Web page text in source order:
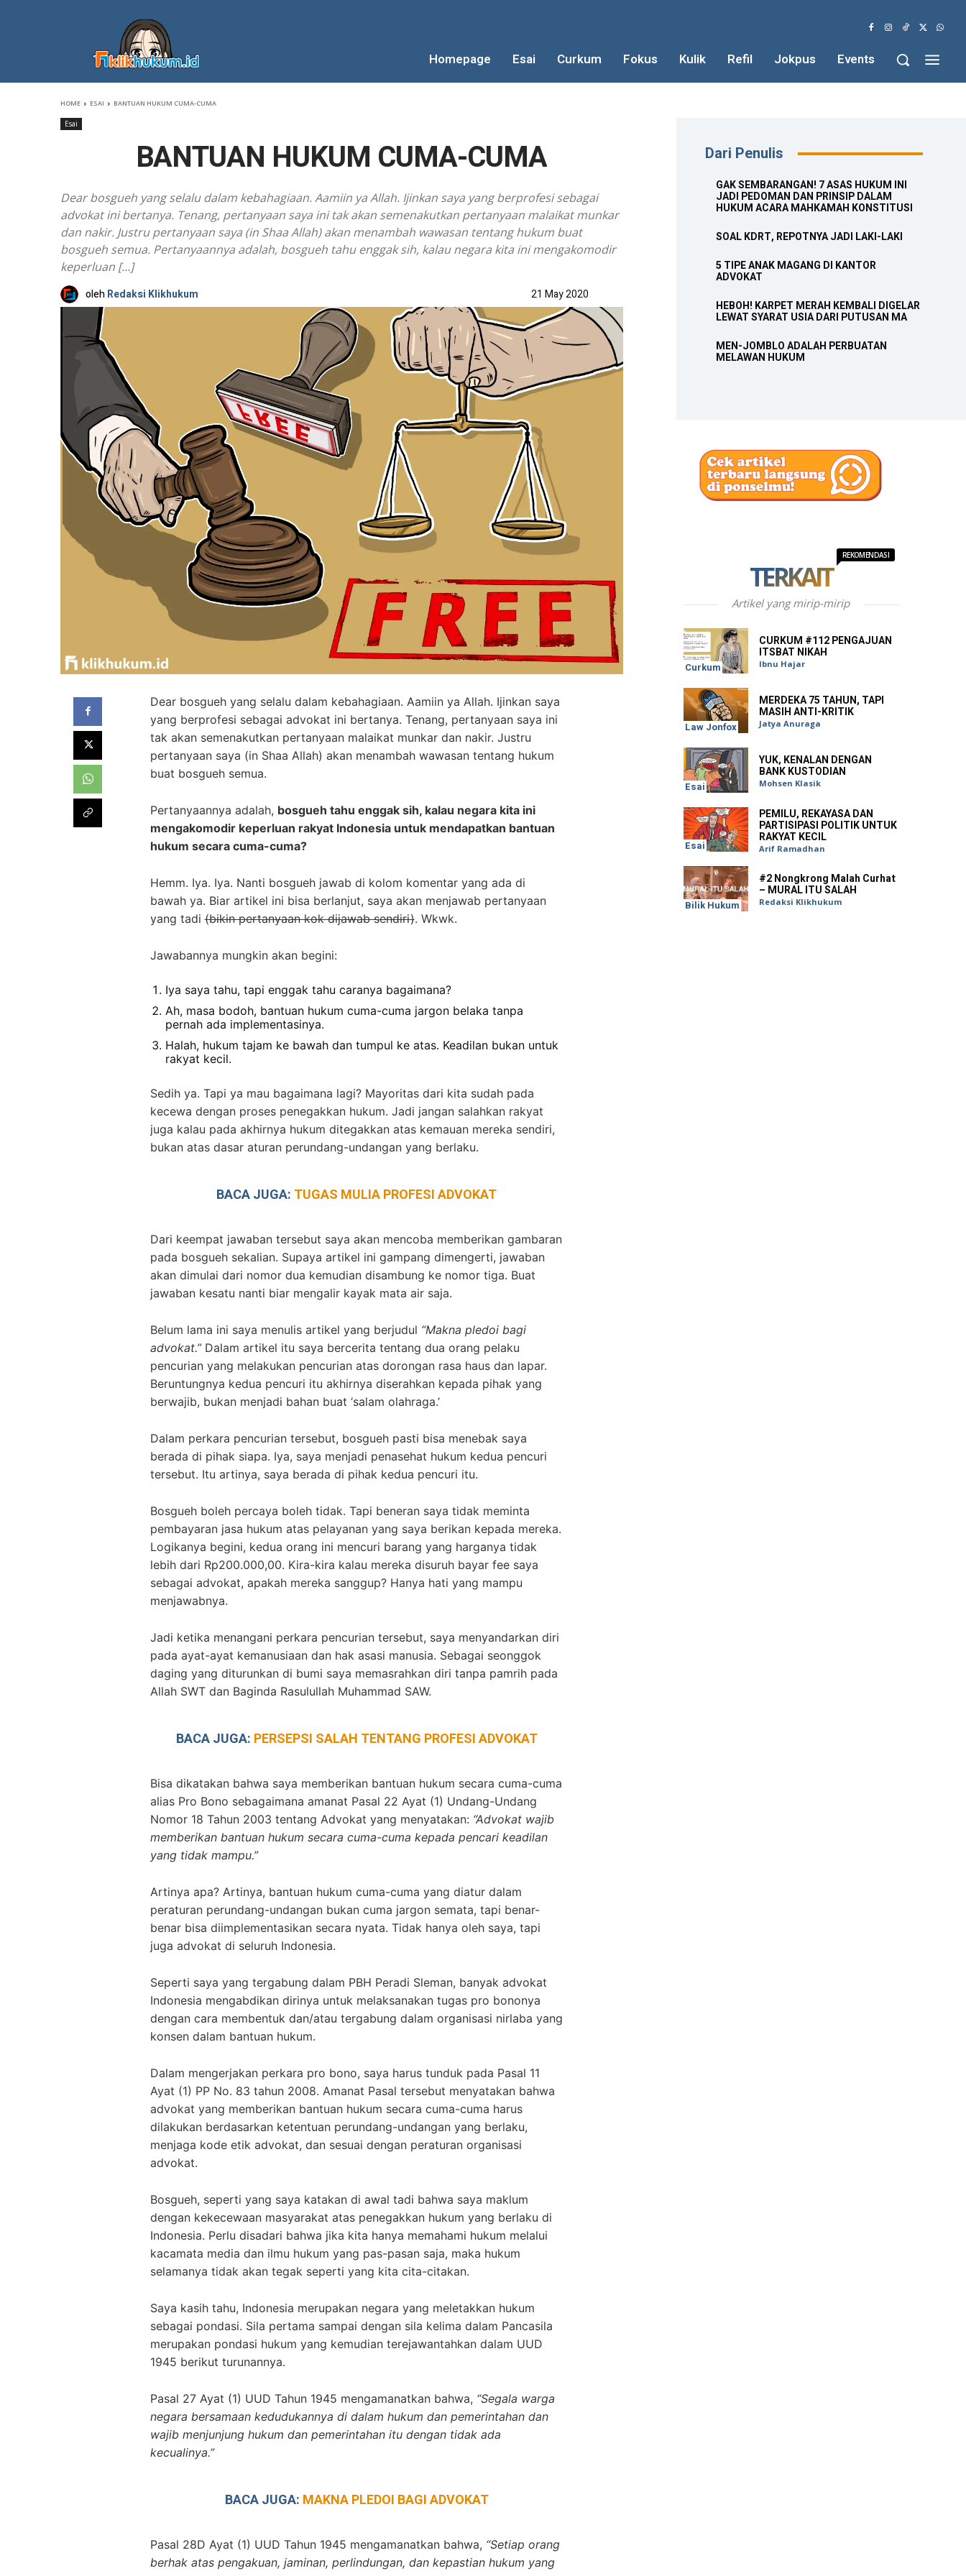
Homepage Esai Curkum Fokus Kulik Refil Jokpus Events
HOME ESAI BANTUAN HUKUM CUMA-CUMA
Esai
BANTUAN HUKUM CUMA-CUMA
Dear bosgueh yang selalu dalam kebahagiaan. Aamiin ya Allah. Ijinkan saya yang berprofesi sebagai
advokat ini bertanya. Tenang, pertanyaan saya ini tak akan semenakutkan pertanyaan malaikat munkar
dan nakir. Justru pertanyaan saya (in Shaa Allah) akan menambah wawasan tentang hukum buat
bosgueh semua. Pertanyaannya adalah, bosgueh tahu enggak sih, kalau negara kita ini mengakomodir
keperluan […]
olehRedaksi Klikhukum 21 May 2020
Dear bosgueh yang selalu dalam kebahagiaan. Aamiin ya Allah. Ijinkan saya
yang berprofesi sebagai advokat ini bertanya. Tenang, pertanyaan saya ini
tak akan semenakutkan pertanyaan malaikat munkar dan nakir. Justru
pertanyaan saya (in Shaa Allah) akan menambah wawasan tentang hukum
buat bosgueh semua.
Pertanyaannya adalah, bosgueh tahu enggak sih, kalau negara kita ini
mengakomodir keperluan rakyat Indonesia untuk mendapatkan bantuan
hukum secara cuma-cuma?
Hemm. Iya. Iya. Nanti bosgueh jawab di kolom komentar yang ada di
bawah ya. Biar artikel ini bisa berlanjut, saya akan menjawab pertanyaan
yang tadi(bikin pertanyaan kok dijawab sendiri). Wkwk.
Jawabannya mungkin akan begini:
Iya saya tahu, tapi enggak tahu caranya bagaimana?
Ah, masa bodoh, bantuan hukum cuma-cuma jargon belaka tanpa
pernah ada implementasinya.
Halah, hukum tajam ke bawah dan tumpul ke atas. Keadilan bukan untuk
rakyat kecil.
Sedih ya. Tapi ya mau bagaimana lagi? Mayoritas dari kita sudah pada
kecewa dengan proses penegakkan hukum. Jadi jangan salahkan rakyat
juga kalau pada akhirnya hukum ditegakkan atas kemauan mereka sendiri,
bukan atas dasar aturan perundang-undangan yang berlaku.
BACA JUGA: TUGAS MULIA PROFESI ADVOKAT
Dari keempat jawaban tersebut saya akan mencoba memberikan gambaran
pada bosgueh sekalian. Supaya artikel ini gampang dimengerti, jawaban
akan dimulai dari nomor dua kemudian disambung ke nomor tiga. Buat
jawaban kesatu nanti biar mengalir kayak mata air saja.
Belum lama ini saya menulis artikel yang berjudul “Makna pledoi bagi
advokat.”Dalam artikel itu saya bercerita tentang dua orang pelaku
pencurian yang melakukan pencurian atas dorongan rasa haus dan lapar.
Beruntungnya kedua pencuri itu akhirnya diserahkan kepada pihak yang
berwajib, bukan menjadi bahan buat ‘salam olahraga.’
Dalam perkara pencurian tersebut, bosgueh pasti bisa menebak saya
berada di pihak siapa. Iya, saya menjadi penasehat hukum kedua pencuri
tersebut. Itu artinya, saya berada di pihak kedua pencuri itu.
Bosgueh boleh percaya boleh tidak. Tapi beneran saya tidak meminta
pembayaran jasa hukum atas pelayanan yang saya berikan kepada mereka.
Logikanya begini, kedua orang ini mencuri barang yang harganya tidak
lebih dari Rp200.000,00. Kira-kira kalau mereka disuruh bayar fee saya
sebagai advokat, apakah mereka sanggup? Hanya hati yang mampu
menjawabnya.
Jadi ketika menangani perkara pencurian tersebut, saya menyandarkan diri
pada ayat-ayat kemanusiaan dan hak asasi manusia. Sebagai seonggok
daging yang diturunkan di bumi saya memasrahkan diri tanpa pamrih pada
Allah SWT dan Baginda Rasulullah Muhammad SAW.
BACA JUGA: PERSEPSI SALAH TENTANG PROFESI ADVOKAT
Bisa dikatakan bahwa saya memberikan bantuan hukum secara cuma-cuma
alias Pro Bono sebagaimana amanat Pasal 22 Ayat (1) Undang-Undang
Nomor 18 Tahun 2003 tentang Advokat yang menyatakan: “Advokat wajib
memberikan bantuan hukum secara cuma-cuma kepada pencari keadilan
yang tidak mampu.”
Artinya apa? Artinya, bantuan hukum cuma-cuma yang diatur dalam
peraturan perundang-undangan bukan cuma jargon semata, tapi benar-
benar bisa diimplementasikan secara nyata. Tidak hanya oleh saya, tapi
juga advokat di seluruh Indonesia.
Seperti saya yang tergabung dalam PBH Peradi Sleman, banyak advokat
Indonesia mengabdikan dirinya untuk melaksanakan tugas pro bononya
dengan cara membentuk dan/atau tergabung dalam organisasi nirlaba yang
konsen dalam bantuan hukum.
Dalam mengerjakan perkara pro bono, saya harus tunduk pada Pasal 11
Ayat (1) PP No. 83 tahun 2008. Amanat Pasal tersebut menyatakan bahwa
advokat yang memberikan bantuan hukum secara cuma-cuma harus
dilakukan berdasarkan ketentuan perundang-undangan yang berlaku,
menjaga kode etik advokat, dan sesuai dengan peraturan organisasi
advokat.
Bosgueh, seperti yang saya katakan di awal tadi bahwa saya maklum
dengan kekecewaan masyarakat atas penegakkan hukum yang berlaku di
Indonesia. Perlu disadari bahwa jika kita hanya memahami hukum melalui
kacamata media dan ilmu hukum yang pas-pasan saja, maka hukum
selamanya tidak akan tegak seperti yang kita cita-citakan.
Saya kasih tahu, Indonesia merupakan negara yang meletakkan hukum
sebagai pondasi. Sila pertama sampai dengan sila kelima dalam Pancasila
merupakan pondasi hukum yang kemudian terejawantahkan dalam UUD
1945 berikut turunannya.
Pasal 27 Ayat (1) UUD Tahun 1945 mengamanatkan bahwa, “Segala warga
negara bersamaan kedudukannya di dalam hukum dan pemerintahan dan
wajib menjunjung hukum dan pemerintahan itu dengan tidak ada
kecualinya.”
BACA JUGA: MAKNA PLEDOI BAGI ADVOKAT
Pasal 28D Ayat (1) UUD Tahun 1945 mengamanatkan bahwa, “Setiap orang
berhak atas pengakuan, jaminan, perlindungan, dan kepastian hukum yang
Dari Penulis
GAK SEMBARANGAN! 7 ASAS HUKUM INI
JADI PEDOMAN DAN PRINSIP DALAM
HUKUM ACARA MAHKAMAH KONSTITUSI
SOAL KDRT, REPOTNYA JADI LAKI-LAKI
5 TIPE ANAK MAGANG DI KANTOR
ADVOKAT
HEBOH! KARPET MERAH KEMBALI DIGELAR
LEWAT SYARAT USIA DARI PUTUSAN MA
MEN-JOMBLO ADALAH PERBUATAN
MELAWAN HUKUM
TERKAIT
REKOMENDASI
Artikel yang mirip-mirip
Curkum
CURKUM #112 PENGAJUAN
ITSBAT NIKAH
Ibnu Hajar
Law Jonfox
MERDEKA 75 TAHUN, TAPI
MASIH ANTI-KRITIK
Jatya Anuraga
Esai
YUK, KENALAN DENGAN
BANK KUSTODIAN
Mohsen Klasik
Esai
PEMILU, REKAYASA DAN
PARTISIPASI POLITIK UNTUK
RAKYAT KECIL
Arif Ramadhan
Bilik Hukum
#2 Nongkrong Malah Curhat
– MURAL ITU SALAH
Redaksi Klikhukum